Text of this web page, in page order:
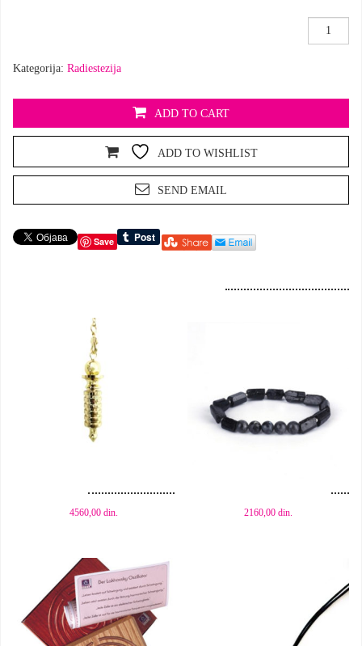
Rašlje
Kategorija: Radiestezija
ADD TO CART
ADD TO WISHLIST
SEND EMAIL
Save
4560,00 din. 2160,00din.